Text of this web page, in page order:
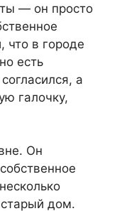
— он просто
что в городе
есть
а
галочку,
Он
дом.